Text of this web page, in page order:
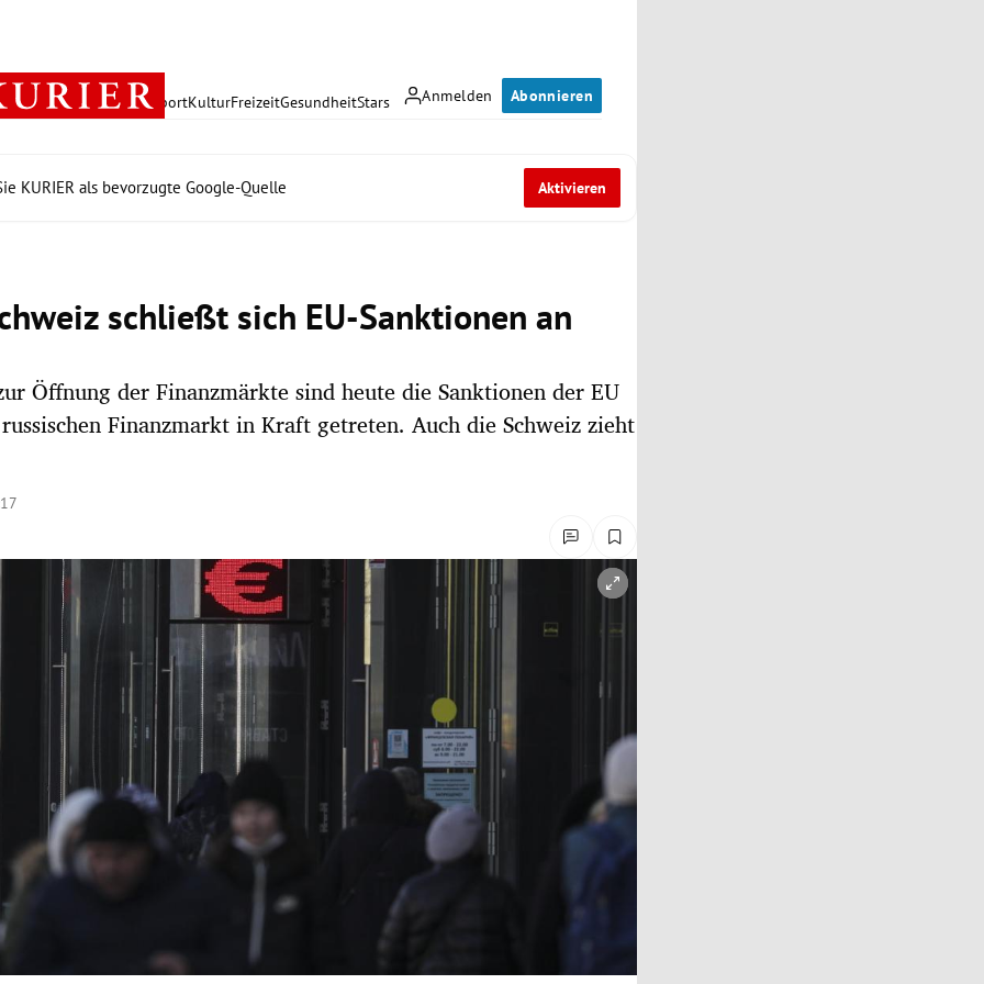
Anmelden Abonnieren
PolitikWirtschaft SportKulturFreizeitGesundheitStars
KURIER als bevorzugte Google-Quelle Aktivieren
schließt sich EU-Sanktionen an
Öffnung der Finanzmärkte sind heute die Sanktionen der EU
Finanzmarkt in Kraft getreten. Auch die Schweiz zieht
öffnen/schließen